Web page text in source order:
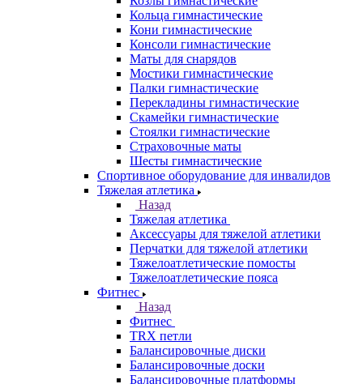
Кольца гимнастические
Кони гимнастические
Консоли гимнастические
Маты для снарядов
Мостики гимнастические
Палки гимнастические
Перекладины гимнастические
Скамейки гимнастические
Стоялки гимнастические
Страховочные маты
Шесты гимнастические
Спортивное оборудование для инвалидов
Тяжелая атлетика
Назад
Тяжелая атлетика
Аксессуары для тяжелой атлетики
Перчатки для тяжелой атлетики
Тяжелоатлетические помосты
Тяжелоатлетические пояса
Фитнес
Назад
Фитнес
TRX петли
Балансировочные диски
Балансировочные доски
Балансировочные платформы